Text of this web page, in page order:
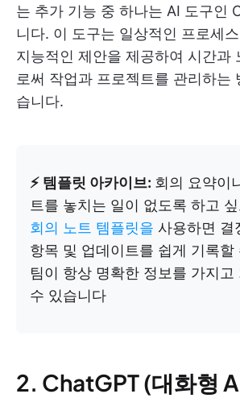
는 추가 기능 중 하나는 AI 도구인
니다. 이 도구는 일상적인 프로세
지능적인 제안을 제공하여 시간과
로써 작업과 프로젝트를 관리하는
습니다.
⚡ 템플릿 아카이브: 회의 요약이
트를 놓치는 일이 없도록 하고
회의 노트 템플릿을 사용하면 결
항목 및 업데이트를 쉽게 기록할
팀이 항상 명확한 정보를 가지고
수 있습니다
2. ChatGPT (대화형